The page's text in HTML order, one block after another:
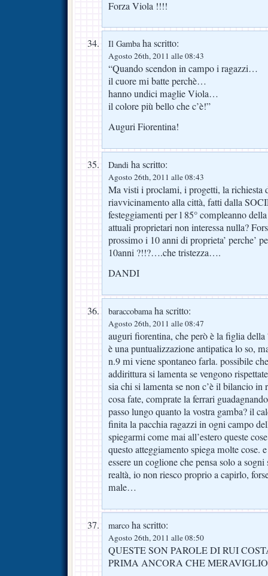
Forza Viola !!!!
Il Gambaha scritto:
Agosto 26th, 2011 alle 08:43
“Quando scendon in campo i ragazzi…
il cuore mi batte perchè…
hanno undici maglie Viola…
il colore più bello che c’è!”
Auguri Fiorentina!
Dandi ha scritto:
Agosto 26th, 2011 alle 08:43
Ma visti i proclami, i progetti, la richiesta
riavvicinamento alla città, fatti dalla
festeggiamenti per l 85° compleanno
attuali proprietari non interessa nulla?
prossimo i 10 anni di proprieta’ perche’
10anni ?!!?….che tristezza….
DANDI
baraccobamaha scritto:
Agosto 26th, 2011 alle 08:47
auguri fiorentina, che però è la figlia della
è una puntualizzazione antipatica lo so,
n.9 mi viene spontaneo farla. possibile
addirittura si lamenta se vengono
sia chi si lamenta se non c’è il bilancio in
cosa fate, comprate la ferrari
passo lungo quanto la vostra gamba? il
finita la pacchia ragazzi in ogni campo
spiegarmi come mai all’estero queste
questo atteggiamento spiega molte cose.
essere un coglione che pensa solo a sogni
realtà, io non riesco proprio a capirlo,
male…
marco ha scritto:
Agosto 26th, 2011 alle 08:50
QUESTE SON PAROLE DI RUI
PRIMA ANCORA CHE